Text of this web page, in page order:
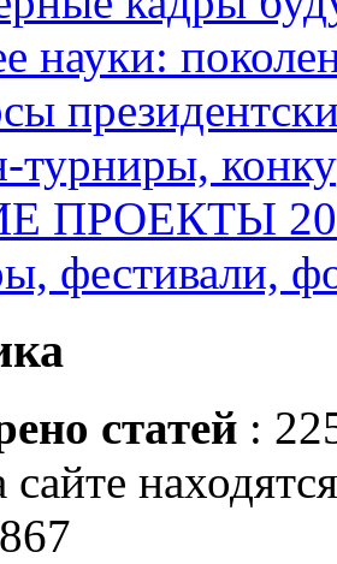
науки:
турниры,
ПРОЕКТЫ
фестивали,
статей :